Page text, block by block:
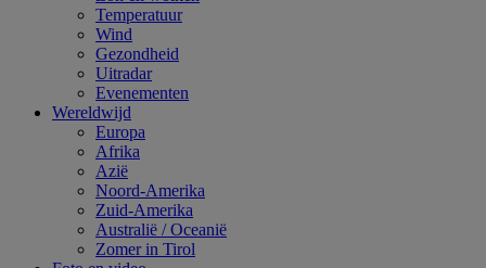
Temperatuur
Wind
Gezondheid
Uitradar
Evenementen
Wereldwijd
Europa
Afrika
Azië
Noord-Amerika
Zuid-Amerika
Australië / Oceanië
Zomer in Tirol